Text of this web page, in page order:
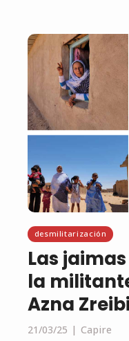
desmilitarización
Las
la
Azna
21/03/25 Capire